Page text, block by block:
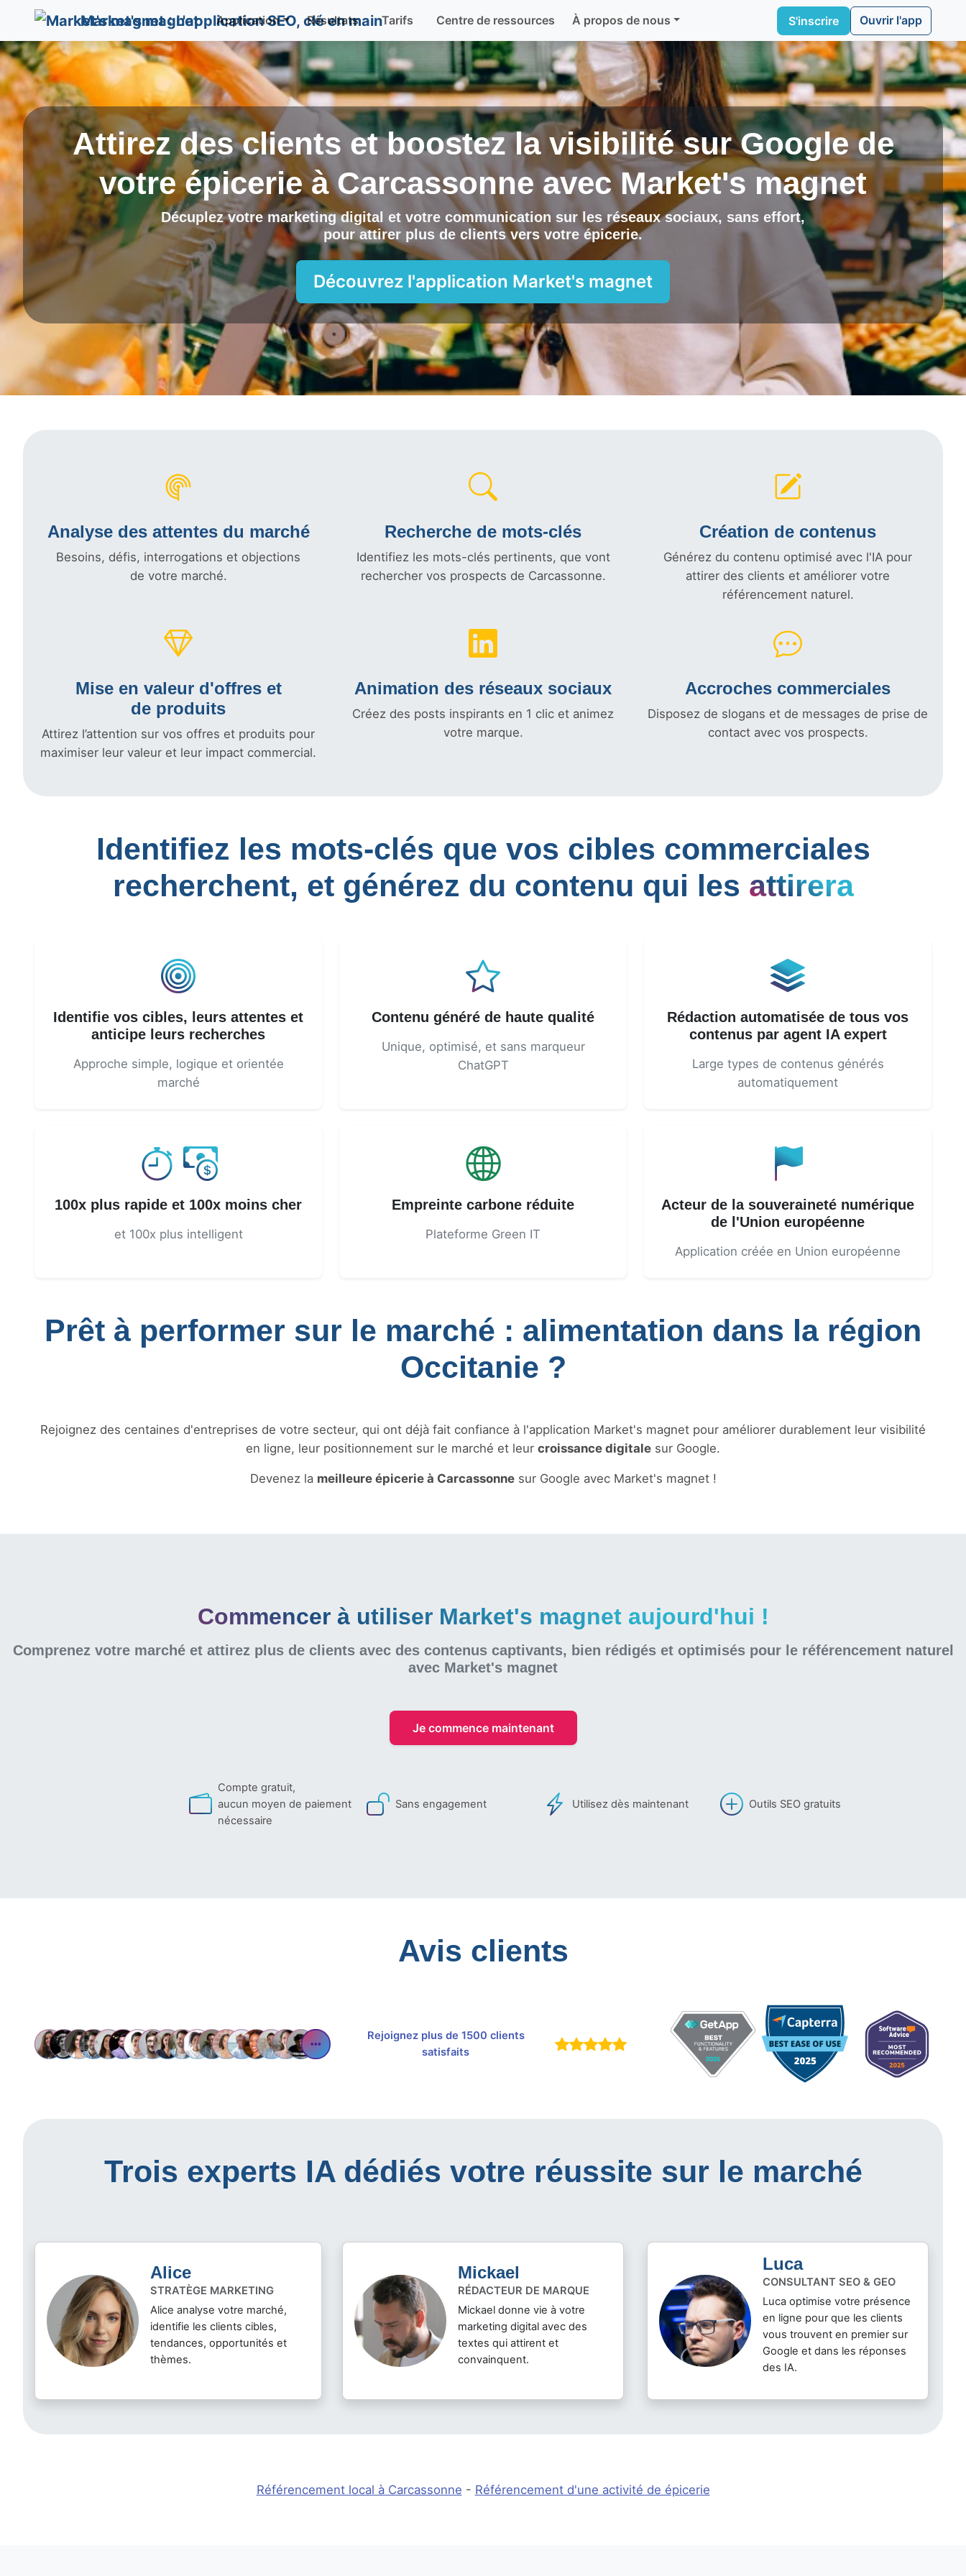
Market's magnet Application Résultats Tarifs Centre de ressources À propos de nous S'inscrire Ouvrir l'app
Attirez des clients et boostez la visibilité sur Google de
votre épicerie àCarcassonne avecMarket's magnet
Décuplez votre marketing digital et votre communication sur les réseaux sociaux, sans effort,
pour attirer plus de clients vers votre épicerie.
Découvrez l'application Market's magnet
Analyse des attentes du marché
Besoins, défis, interrogations et objections
de votre marché.
Recherche de mots-clés
Identifiez les mots-clés pertinents, que vont
rechercher vos prospects de Carcassonne.
Création de contenus
Générez du contenu optimisé avec l'IA pour
attirer des clients et améliorer votre
référencement naturel.
Mise en valeur d'offres et
de produits
Attirez l’attention sur vos offres et produits pour
maximiser leur valeur et leur impact commercial.
Animation des réseaux sociaux
Créez des posts inspirants en 1 clic et animez
votre marque.
Accroches commerciales
Disposez de slogans et de messages de prise de
contact avec vos prospects.
Identifiez les mots-clés que vos cibles commerciales
recherchent, et générez du contenu qui les attirera
Identifie vos cibles, leurs attentes et
anticipe leurs recherches
Approche simple, logique et orientée
marché
Contenu généré de haute qualité
Unique, optimisé, et sans marqueur
ChatGPT
Rédaction automatisée de tous vos
contenus par agent IA expert
Large types de contenus générés
automatiquement
100x plus rapide et 100x moins cher
et 100x plus intelligent
Empreinte carbone réduite
Plateforme Green IT
Acteur de la souveraineté numérique
de l'Union européenne
Application créée en Union européenne
Prêt à performer sur le marché : alimentation dans la région
Occitanie ?
Rejoignez des centaines d'entreprises de votre secteur, qui ont déjà fait confiance à l'application Market's magnet pour améliorer durablement leur visibilité
en ligne, leur positionnement sur le marché et leur croissance digitale sur Google.
Devenez la meilleure épicerie à Carcassonnesur Google avec Market's magnet !
Commencer à utiliser Market's magnet aujourd'hui !
Comprenez votre marché et attirez plus de clients avec des contenus captivants, bien rédigés et optimisés pour le référencement naturel
avec Market's magnet
Je commence maintenant
Compte gratuit,
aucun moyen de paiement
nécessaire
Sans engagement Utilisez dès maintenant Outils SEO gratuits
Avis clients
Rejoignez plus de 1500 clients
satisfaits
Trois experts IA dédiés votre réussite sur le marché
Alice
STRATÈGE MARKETING
Alice analyse votre marché,
identifie les clients cibles,
tendances, opportunités et
thèmes.
Mickael
RÉDACTEUR DE MARQUE
Mickael donne vie à votre
marketing digital avec des
textes qui attirent et
convainquent.
Luca
CONSULTANT SEO & GEO
Luca optimise votre présence
en ligne pour que les clients
vous trouvent en premier sur
Google et dans les réponses
des IA.
Référencement local à Carcassonne - Référencement d'une activité de épicerie